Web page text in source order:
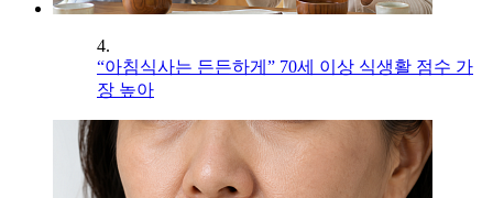
4.
“아침식사는 든든하게” 70세 이상 식생활 점수 가
장 높아